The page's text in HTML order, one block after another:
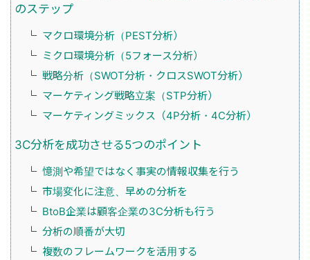
のステップ
マクロ環境分析（PEST分析）
ミクロ環境分析（5フォース分析）
戦略分析（SWOT分析・クロスSWOT分析）
マーケティング戦略立案（STP分析）
マーケティングミックス（4P分析・4C分析）
3C分析を成功させる5つのポイント
憶測や希望ではなく事実の情報収集を行う
市場変化に注意、早めの分析を
BtoB企業は顧客企業の3C分析も行う
分析の順番が大切
複数のフレームワークを活用する